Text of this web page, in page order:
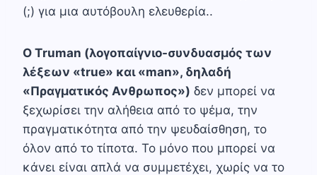
(;) για μια αυτόβουλη ελευθερία..
Ο Τruman (λογοπαίγνιο-συνδυασμός των
λέξεων «true» και «man», δηλαδή
«Πραγματικός Ανθρωπος») δεν μπορεί να
ξεχωρίσει την αλήθεια από το ψέμα, την
πραγματικότητα από την ψευδαίσθηση, το
όλον από το τίποτα. Το μόνο που μπορεί να
κάνει είναι απλά να συμμετέχει, χωρίς να το